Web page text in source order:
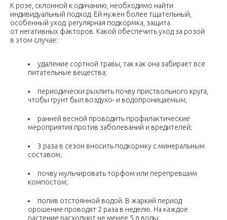
К розе, склонной к одичанию, необходимо найти
индивидуальный подход. Ей нужен более тщательный,
особенный уход: регулярная подкормка, защита
от негативных факторов. Какой обеспечить уход за розой
в этом случае:
удаление сортной травы, так как она забирает все
питательные вещества;
периодически рыхлить почву приствольного круга,
чтобы грунт был воздухо- и водопроницаемым;
ранней весной проводить профилактические
мероприятия против заболеваний и вредителей;
3 раза в сезон вносить подкормку с минеральным
составом;
почву мульчировать торфом или перепревшим
компостом;
полив отстоянной водой. В жаркий период
орошение проводят 2 раза в неделю. На каждое
растение расходуют не менее 5 л воды;